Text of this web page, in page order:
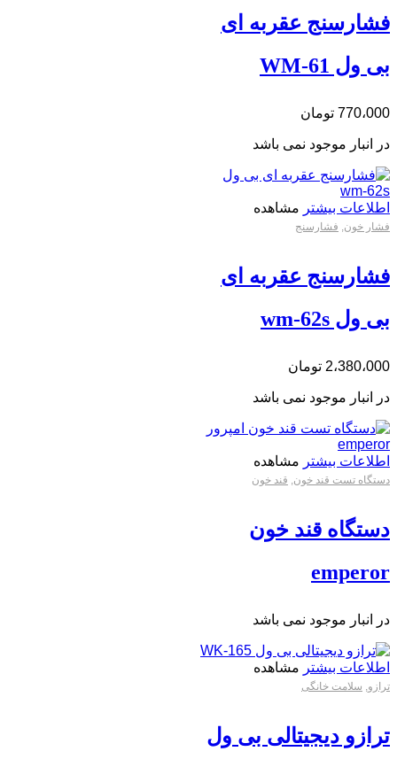
فشارسنج عقربه ای
بی ول WM-61
770،000 تومان
در انبار موجود نمی باشد
اطلاعات بیشتر مشاهده
فشار خون, فشارسنج
فشارسنج عقربه ای
بی ول wm-62s
2،380،000 تومان
در انبار موجود نمی باشد
اطلاعات بیشتر مشاهده
دستگاه تست قند خون, قند خون
دستگاه قند خون
emperor
در انبار موجود نمی باشد
اطلاعات بیشتر مشاهده
ترازو سلامت خانگی
ترازو دیجیتالی بی ول